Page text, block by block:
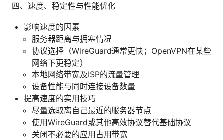
四、速度、稳定性与性能优化
影响速度的因素
服务器距离与拥塞情况
协议选择（WireGuard通常更快；OpenVPN在某些
网络下更稳定）
本地网络带宽及ISP的流量管理
设备性能与同时连接设备数量
提高速度的实用技巧
尽量选取离自己最近的服务器节点
使用WireGuard或其他高效协议替代基础协议
关闭不必要的应用占用带宽